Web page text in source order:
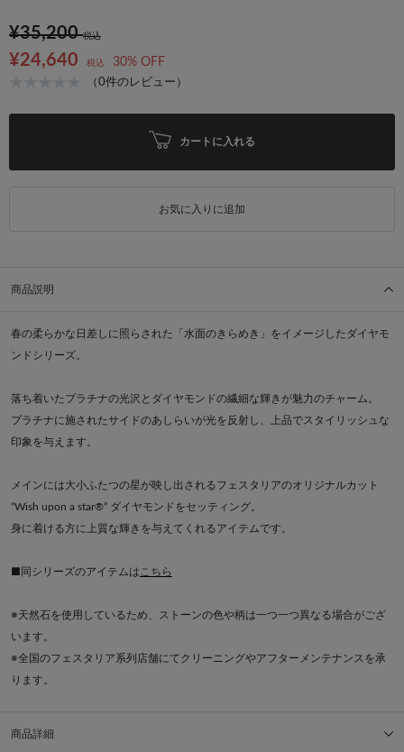
¥35,200税込
¥24,640 税込 30% OFF
（0件のレビュー）
カートに入れる
お気に入りに追加
商品説明
春の柔らかな日差しに照らされた「水面のきらめき」をイメージしたダイヤモ
ンドシリーズ。
落ち着いたプラチナの光沢とダイヤモンドの繊細な輝きが魅力のチャーム。
プラチナに施されたサイドのあしらいが光を反射し、上品でスタイリッシュな
印象を与えます。
メインには大小ふたつの星が映し出されるフェスタリアのオリジナルカット
“Wish upon a star®” ダイヤモンドをセッティング。
身に着ける方に上質な輝きを与えてくれるアイテムです。
■同シリーズのアイテムは こちら
※天然石を使用しているため、ストーンの色や柄は一つ一つ異なる場合がござ
います。
※全国のフェスタリア系列店舗にてクリーニングやアフターメンテナンスを承
ります。
商品詳細